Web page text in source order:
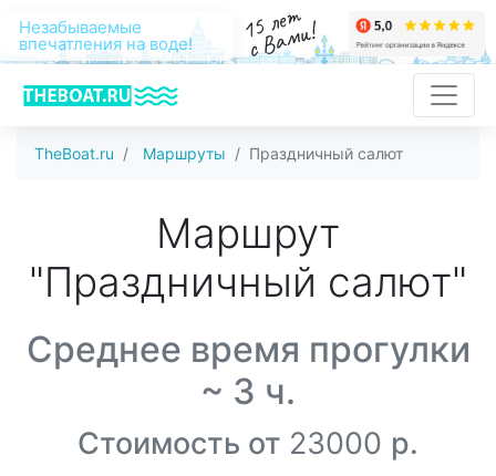
Незабываемые
впечатления на воде! 15 лет
с Вами!
TheBoat.ru Маршруты Праздничный салют
Маршрут
"Праздничный салют"
Среднее время прогулки
~ 3 ч.
Стоимость от 23000 р.